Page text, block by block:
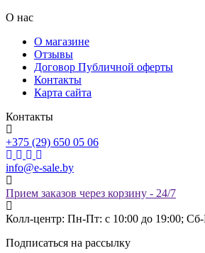
О нас
О магазине
Отзывы
Договор Публичной оферты
Контакты
Карта сайта
Контакты
+375 (29) 650 05 06
info@e-sale.by
Прием заказов через корзину - 24/7
Колл-центр: Пн-Пт: с 10:00 до 19:00;
Подписаться на рассылку